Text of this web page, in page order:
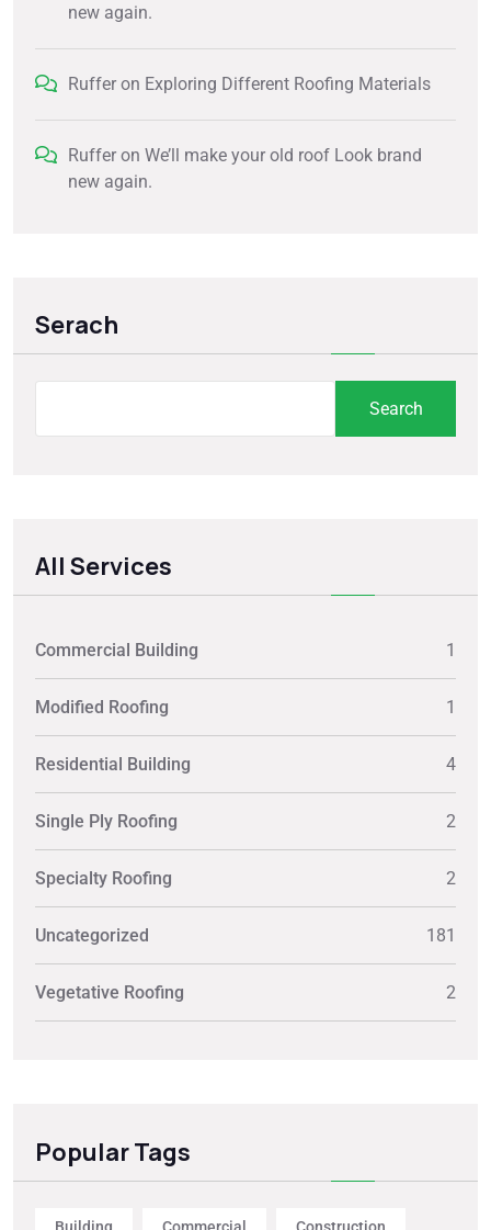
new again.
Ruffer on Exploring Different Roofing Materials
Ruffer on We’ll make your old roof Look brand
new again.
Serach
Search
All Services
Commercial Building 1
Modified Roofing 1
Residential Building 4
Single Ply Roofing 2
Specialty Roofing 2
Uncategorized 181
Vegetative Roofing 2
Popular Tags